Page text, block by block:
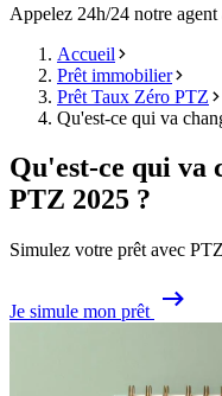
Appelez 24h/24 notre agent
Accueil
Prêt immobilier
Prêt Taux Zéro PTZ
Qu'est-ce qui va
Qu'est-ce qui va
PTZ 2025 ?
Simulez votre prêt avec
Je simule mon prêt